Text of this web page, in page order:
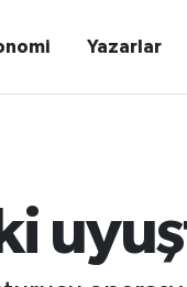
Yazarlar